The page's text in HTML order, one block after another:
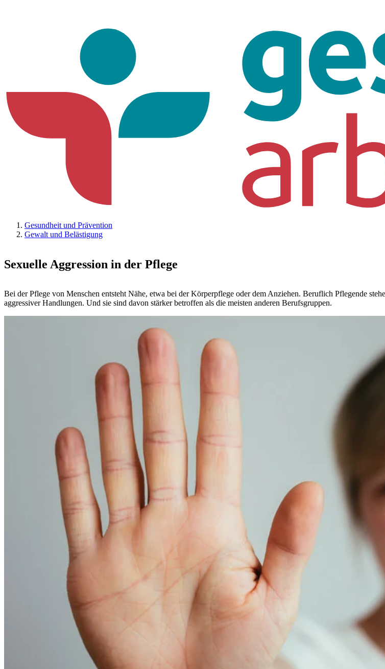
Gesundheit und Prävention
Gewalt und Belästigung
Sexuelle Aggression in der Pflege
Bei der Pflege von Menschen entsteht Nähe, etwa bei der Körperpflege oder dem Anziehen. Beruflich Pflegende
aggressiver Handlungen. Und sie sind davon stärker betroffen als die meisten anderen Berufsgruppen.